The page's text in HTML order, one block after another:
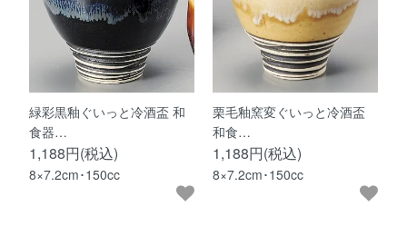
緑彩黒釉ぐいっと冷酒盃 和
食器…
1,188円(税込)
8×7.2cm･150cc
栗毛釉窯変ぐいっと冷酒盃
和食…
1,188円(税込)
8×7.2cm･150cc